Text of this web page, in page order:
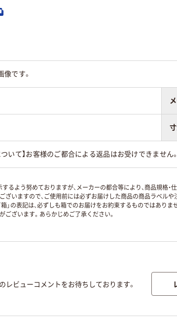
です。
ついて】お客様のご都合による返品はお受けできません。
よう努めておりますが、メーカーの都合等により、商品規格・
いますので、ご使用前には必ずお届けした商品の商品ラベル
」の表記は、必ずしも箱でのお届けをお約束するものではありま
ざいます。あらかじめご了承ください。
レビューコメントをお待ちしております。